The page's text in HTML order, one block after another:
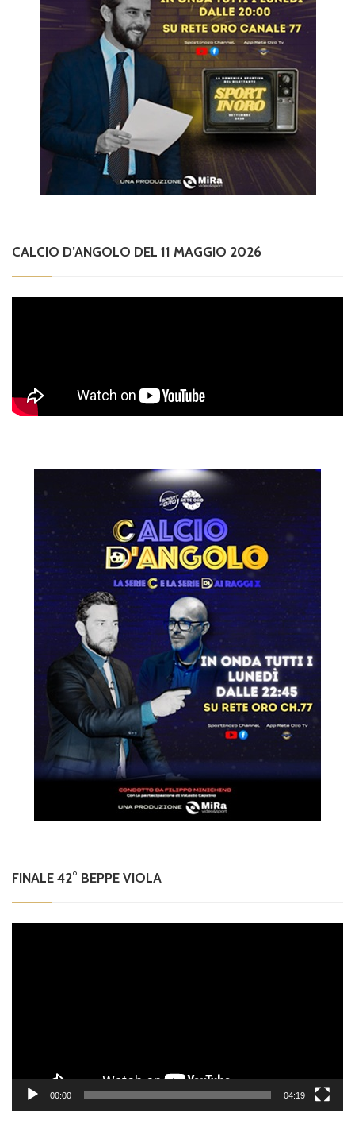
CALCIO D’ANGOLO DEL 11 MAGGIO 2026
FINALE 42° BEPPE VIOLA
00:00 04:19